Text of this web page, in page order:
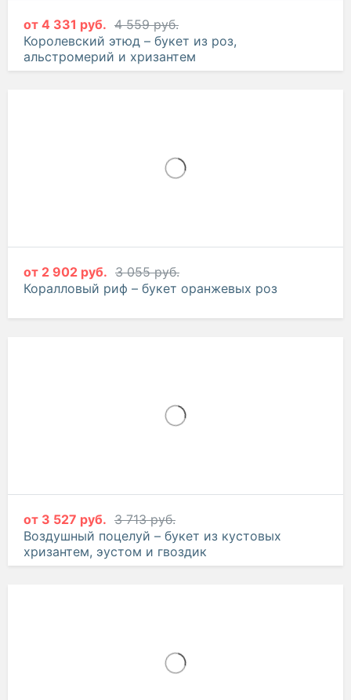
от 4 331 руб. 4 559 руб.
Королевский этюд – букет из роз,
альстромерий и хризантем
от 2 902 руб. 3 055 руб.
Коралловый риф – букет оранжевых роз
от 3 527 руб. 3 713 руб.
Воздушный поцелуй – букет из кустовых
хризантем, эустом и гвоздик